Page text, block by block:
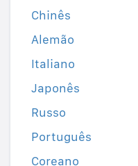
Chinês
Alemão
Italiano
Japonês
Russo
Português
Coreano